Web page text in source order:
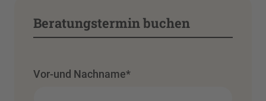
Beratungstermin buchen
Vor-und Nachname*